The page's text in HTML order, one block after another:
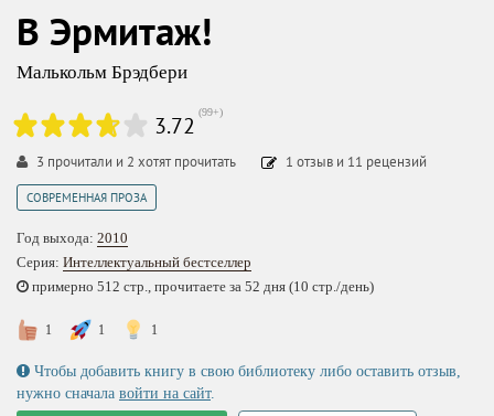
В Эрмитаж!
Малькольм Брэдбери
3.72 (99+)
3 прочитали и 2 хотят прочитать 1 отзыв и 11 рецензий
СОВРЕМЕННАЯ ПРОЗА
Год выхода: 2010
Серия: Интеллектуальный бестселлер
примерно 512 стр., прочитаете за 52 дня (10 стр./день)
1 1 1
Чтобы добавить книгу в свою библиотеку либо оставить отзыв,
нужно сначала войти на сайт.